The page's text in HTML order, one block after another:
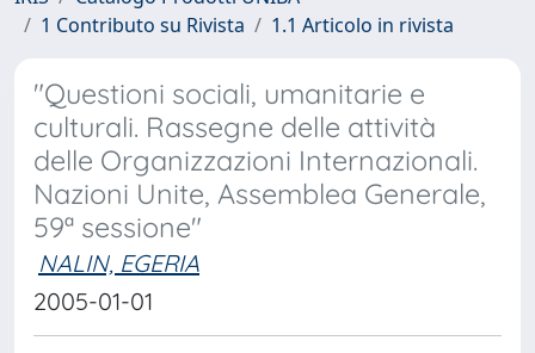
1 Contributo su Rivista
1.1 Articolo in rivista
"Questioni sociali, umanitarie e
culturali. Rassegne delle attività
delle Organizzazioni Internazionali.
Nazioni Unite, Assemblea Generale,
59ª sessione"
NALIN, EGERIA
2005-01-01